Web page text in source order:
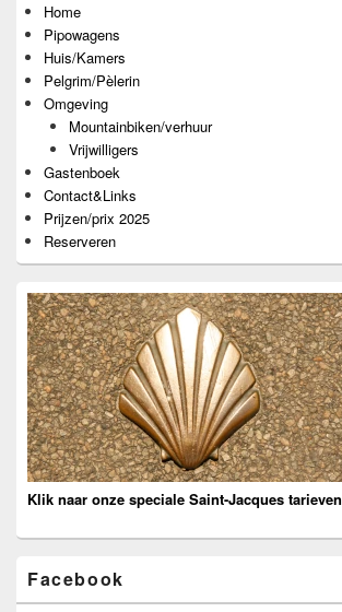
gebiedHome
Pipowagens
Huis/Kamers
Pelgrim/Pèlerin
Omgeving
Mountainbiken/verhuur
Vrijwilligers
Gastenboek
Contact&Links
Prijzen/prix 2025
Reserveren
Klik naar onze speciale Saint-Jacques tarieven
Facebook